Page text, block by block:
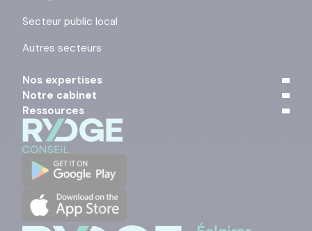
Secteur public local
Autres secteurs
Nos expertises
Notre cabinet
Ressources